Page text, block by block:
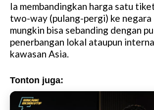
Ia membandingkan harga satu
two-way (pulang-pergi) ke negara
mungkin bisa sebanding dengan
penerbangan lokal ataupun
kawasan Asia.
Tonton juga: